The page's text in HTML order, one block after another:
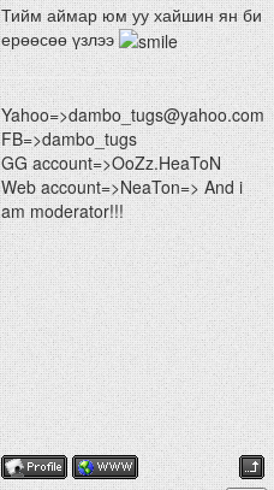
Тийм аймар юм уу хайшин ян би
ерөөсөө үзлээ
Yahoo=>dambo_tugs@yahoo.com
FB=>dambo_tugs
GG account=>OoZz.HeaToN
Web account=>NeaTon=> And i
am moderator!!!